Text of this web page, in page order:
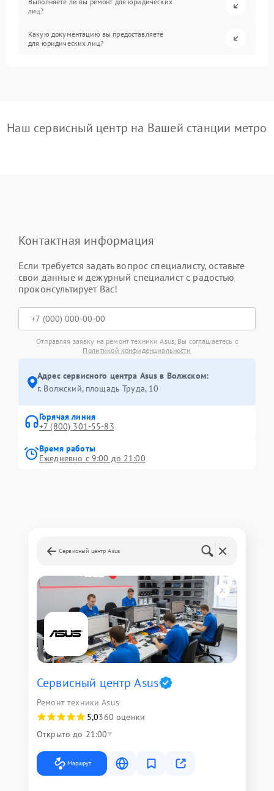
лиц?
Какую документацию вы предоставляете
для юридических лиц?
Наш сервисный центр на Вашей станции метро
Контактная информация
Если требуется задать вопрос специалисту, оставьте
свои данные и дежурный специалист с радостью
проконсультирует Вас!
Отправляя заявку на ремонт техники Asus, Вы соглашаетесь с
Политикой конфиденциальности
Адрес сервисного центра Asus в Волжском:
г. Волжский, площадь Труда, 10
Горячая линия
+7 (800) 301-55-83
Время работы
Ежедневно с 9:00 до 21:00
Сервисный центр Asus
Сервисный центр Asus
Ремонт техники Asus
5,0360 оценки
Открыто до 21:00
Маршрут